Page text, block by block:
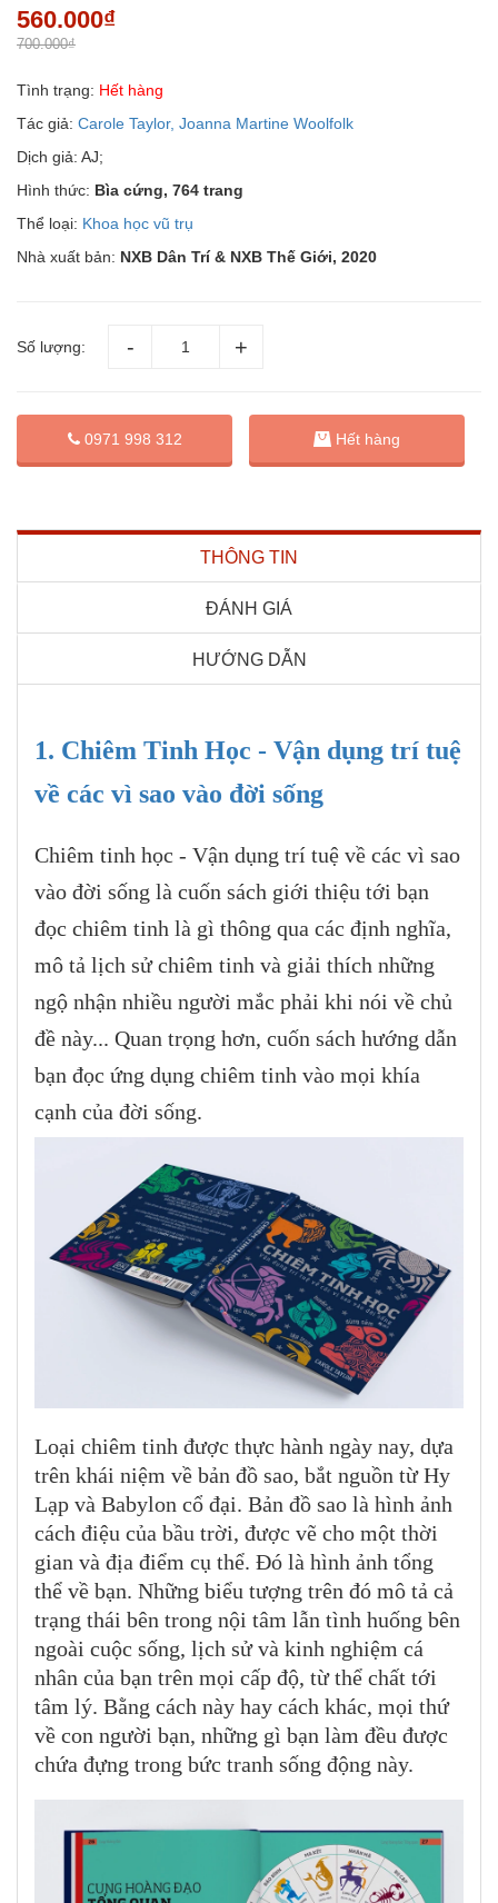
560.000₫
700.000₫
Tình trạng: Hết hàng
Tác giả: Carole Taylor, Joanna Martine Woolfolk
Dịch giả: AJ;
Hình thức: Bìa cứng, 764 trang
Thể loại: Khoa học vũ trụ
Nhà xuất bản: NXB Dân Trí & NXB Thế Giới, 2020
Số lượng:
0971 998 312 Hết hàng
THÔNG TIN
ĐÁNH GIÁ
HƯỚNG DẪN
1. Chiêm Tinh Học - Vận dụng trí tuệ
về các vì sao vào đời sống
Chiêm tinh học - Vận dụng trí tuệ về các vì sao
vào đời sống là cuốn sách giới thiệu tới bạn
đọc chiêm tinh là gì thông qua các định nghĩa,
mô tả lịch sử chiêm tinh và giải thích những
ngộ nhận nhiều người mắc phải khi nói về chủ
đề này... Quan trọng hơn, cuốn sách hướng dẫn
bạn đọc ứng dụng chiêm tinh vào mọi khía
cạnh của đời sống.
Loại chiêm tinh được thực hành ngày nay, dựa
trên khái niệm về bản đồ sao, bắt nguồn từ Hy
Lạp và Babylon cổ đại. Bản đồ sao là hình ảnh
cách điệu của bầu trời, được vẽ cho một thời
gian và địa điểm cụ thể. Đó là hình ảnh tổng
thể về bạn. Những biểu tượng trên đó mô tả cả
trạng thái bên trong nội tâm lẫn tình huống bên
ngoài cuộc sống, lịch sử và kinh nghiệm cá
nhân của bạn trên mọi cấp độ, từ thể chất tới
tâm lý. Bằng cách này hay cách khác, mọi thứ
về con người bạn, những gì bạn làm đều được
chứa đựng trong bức tranh sống động này.